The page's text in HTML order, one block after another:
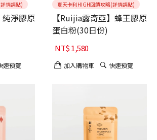
情請點)
純淨膠原
速預覽
夏天卡利HIGH回饋攻略(詳情請點)
【Ruijia露奇亞】蜂王膠原
蛋白粉(30日份)
NT$1,580
加入購物車 快速預覽